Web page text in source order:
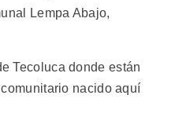
Lempa Abajo,
Tecoluca donde están
nacido aquí